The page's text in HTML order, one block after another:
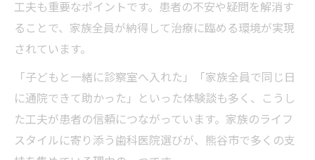
工夫も重要なポイントです。患者の不安や疑問を解消す
ることで、家族全員が納得して治療に臨める環境が実現
されています。
「子どもと一緒に診察室へ入れた」「家族全員で同じ日
に通院できて助かった」といった体験談も多く、こうし
た工夫が患者の信頼につながっています。家族のライフ
スタイルに寄り添う歯科医院選びが、熊谷市で多くの支